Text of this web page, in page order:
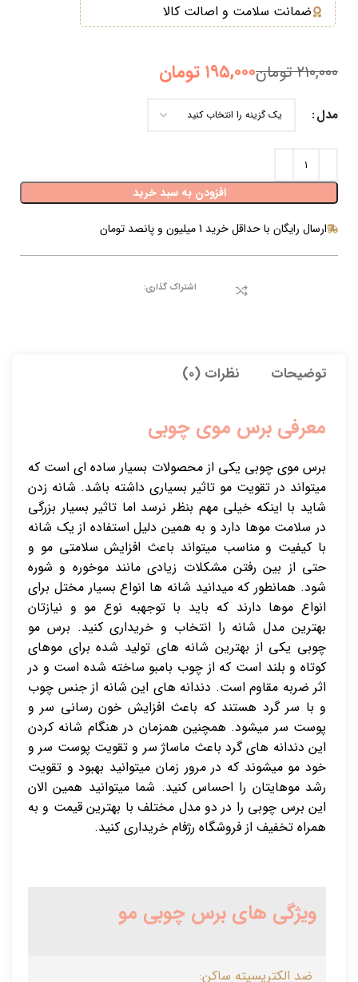
ضمانت سلامت و اصالت کالا
۲۱۰,۰۰۰ تومان۱۹۵,۰۰۰ تومان
مدل
افزودن به سبد خرید
ارسال رایگان با حداقل خرید 1 میلیون و پانصد تومان
اشتراک گذاری:
توضیحات نظرات (0)
معرفی برس موی چوبی
برس موی چوبی یکی از محصولات بسیار ساده ای است که
میتواند در تقویت مو تاثیر بسیاری داشته باشد. شانه زدن
شاید با اینکه خیلی مهم بنظر نرسد اما تاثیر بسیار بزرگی
در سلامت موها دارد و به همین دلیل استفاده از یک شانه
با کیفیت و مناسب میتواند باعث افزایش سلامتی مو و
حتی از بین رفتن مشکلات زیادی مانند موخوره و شوره
شود. همانطور که میدانید شانه ها انواع بسیار مختل برای
انواع موها دارند که باید با توجهبه نوع مو و نیازتان
بهترین مدل شانه را انتخاب و خریداری کنید. برس مو
چوبی یکی از بهترین شانه های تولید شده برای موهای
کوتاه و بلند است که از چوب بامبو ساخته شده است و در
اثر ضربه مقاوم است. دندانه های این شانه از جنس چوب
و با سر گرد هستند که باعث افزایش خون رسانی سر و
پوست سر میشود. همچنین همزمان در هنگام شانه کردن
این دندانه های گرد باعث ماساژ سر و تقویت پوست سر و
خود مو میشوند که در مرور زمان میتوانید بهبود و تقویت
رشد موهایتان را احساس کنید. شما میتوانید همین الان
این برس چوبی را در دو مدل مختلف با بهترین قیمت و به
همراه تخفیف از فروشگاه رژفام خریداری کنید.
ویژگی های برس چوبی مو
ضد الکتریسیته ساکن: